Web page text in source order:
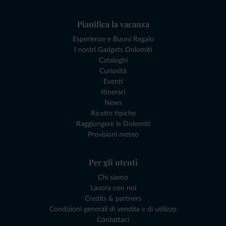
Pianifica la vacanza
Esperienze e Buoni Regalo
I nostri Gadgets Dolomiti
Cataloghi
Curiosità
Eventi
Itinerari
News
Ricette tipiche
Raggiungere le Dolomiti
Previsioni meteo
Per gli utenti
Chi siamo
Lavora con noi
Credits & partners
Condizioni generali di vendita e di utilizzo
Contattaci